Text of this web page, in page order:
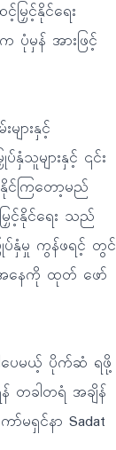
ြှင့်နိုင်ရေး
မှန် အားဖြင့်
ျားနှင့်
ပ်နှံသူများနှင့် ၎င်း
နိုင်ကြတော့မည်
င့်နိုင်ရေး သည်
ပ်နှံမှု ကွန်ဖရင့် တွင်
အနေကို ထုတ် ဖော်
ပေမယ့် ပိုက်ဆံ ရဖို့
တခါတရံ အချိန်
ာ်မရှင်နာ Sadat